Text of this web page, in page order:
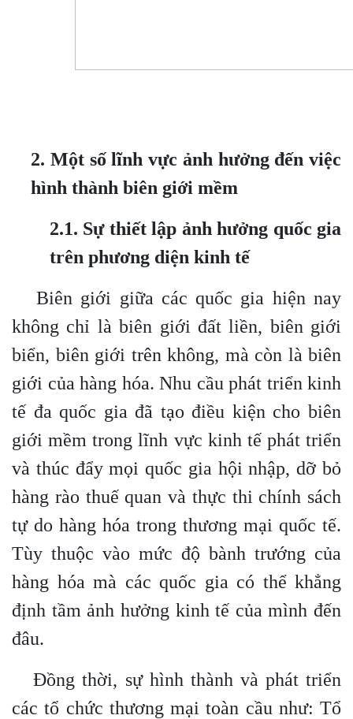
2. Một số lĩnh vực ảnh hưởng đến việc
hình thành biên giới mềm
2.1. Sự thiết lập ảnh hưởng quốc gia
trên phương diện kinh tế
Biên giới giữa các quốc gia hiện nay
không chỉ là biên giới đất liền, biên giới
biển, biên giới trên không, mà còn là biên
giới của hàng hóa. Nhu cầu phát triển kinh
tế đa quốc gia đã tạo điều kiện cho biên
giới mềm trong lĩnh vực kinh tế phát triển
và thúc đẩy mọi quốc gia hội nhập, dỡ bỏ
hàng rào thuế quan và thực thi chính sách
tự do hàng hóa trong thương mại quốc tế.
Tùy thuộc vào mức độ bành trướng của
hàng hóa mà các quốc gia có thể khẳng
định tầm ảnh hưởng kinh tế của mình đến
đâu.
Đồng thời, sự hình thành và phát triển
các tổ chức thương mại toàn cầu như: Tổ